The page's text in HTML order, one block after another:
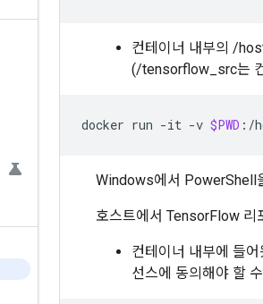
컨테이너 내부의 /
(/tensorflow_src는
docker run -it -v $PWD :/
Windows에서 PowerShell
호스트에서 TensorFlow
컨테이너 내부에 들
선스에 동의해야 할